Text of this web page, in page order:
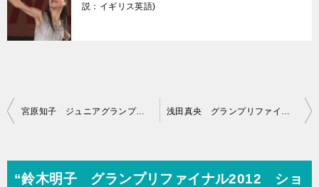
説：イギリス英語)
投
ビ
宮原知子 ジュニアグランプリファイナル2012 ショート演技 (解説：なし)
“鈴木明子 グランプリファイナル2012 ショ